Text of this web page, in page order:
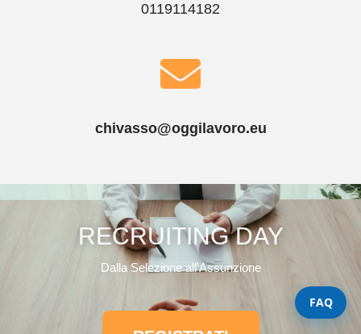
0119114182
chivasso@oggilavoro.eu
RECRUITING DAY
Dalla Selezione all'Assunzione
FAQ